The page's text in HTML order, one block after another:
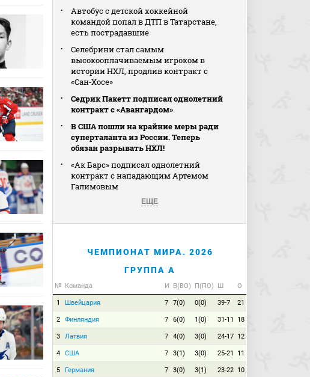
Автобус с детской хоккейной
командой попал в ДТП в Татарстане,
есть пострадавшие
Селебрини стал самым
высокооплачиваемым игроком в
истории НХЛ, продлив контракт с
«Сан‑Хосе»
Седрик Пакетт подписал однолетний
контракт с «Авангардом»
В США пошли на крайние меры ради
суперталанта из России. Теперь
обязан разрывать НХЛ!
«Ак Барс» подписал однолетний
контракт с нападающим Артемом
Галимовым
ЕЩЕ
ЧЕМПИОНАТ МИРА. 2026
ГРУППА A
№ Команда И В(ВО) П(ПО) Ш О
1 Швейцария 7 7(0) 0(0) 39-7 21
2 Финляндия 7 6(0) 1(0) 31-11 18
3 Латвия 7 4(0) 3(0) 24-17 12
4 США 7 3(1) 3(0) 25-21 11
5 Германия 7 3(0) 3(1) 23-22 10